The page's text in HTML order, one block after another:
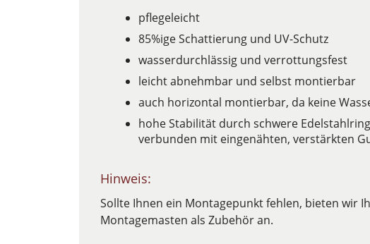
pflegeleicht
85%ige Schattierung und UV-Schutz
wasserdurchlässig und verrottungsfest
leicht abnehmbar und selbst montierbar
auch horizontal montierbar, da keine
hohe Stabilität durch schwere
verbunden mit eingenähten, verstärkten
Hinweis:
Sollte Ihnen ein Montagepunkt fehlen, bieten wir
Montagemasten als Zubehör an.